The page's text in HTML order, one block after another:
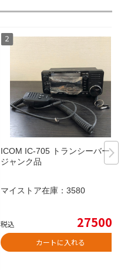
ICOM IC-705 トランシーバー
ジャンク品
マイストア在庫： 3580
税込 27500
カートに入れる